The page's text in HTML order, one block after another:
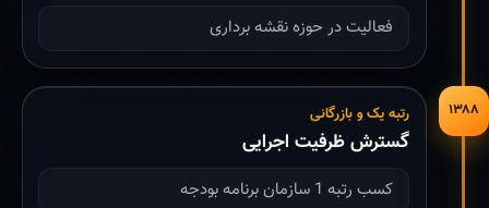
فعالیت در حوزه نقشه برداری
۱۳۸۸ رتبه یک و بازرگانی
گسترش ظرفیت اجرایی
کسب رتبه 1 سازمان برنامه بودجه